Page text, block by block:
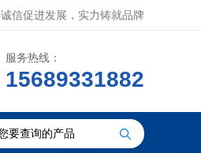
诚信促进发展，实力铸就品牌
服务热线：
15689331882